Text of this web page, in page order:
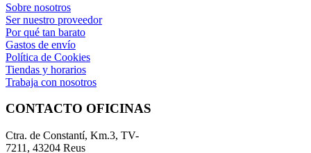
Sobre nosotros
Ser nuestro proveedor
Por qué tan barato
Gastos de envío
Política de Cookies
Tiendas y horarios
Trabaja con nosotros
CONTACTO OFICINAS
Ctra. de Constantí, Km.3, TV-
7211, 43204 Reus